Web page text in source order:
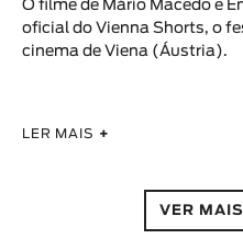
O filme de Mário Macedo e
oficial do Vienna Shorts, o
cinema de Viena (Áustria).
LER MAIS +
VER